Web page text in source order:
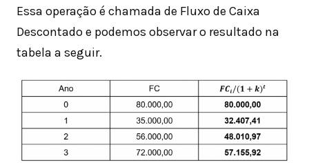
Essa operação é chamada de Fluxo de Caixa
Descontado e podemos observar o resultado na
tabela a seguir.